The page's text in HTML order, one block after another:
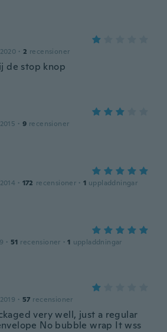
· 2 recensioner
de stop knop
· 9 recensioner
· 172 recensioner · 1 uppladdningar
· 51 recensioner · 1 uppladdningar
· 57 recensioner
very well, just a regular
No bubble wrap It wss